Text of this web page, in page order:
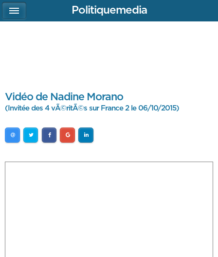
Vidéo de Nadine Morano
(Invitée des 4 vÃ©ritÃ©s sur France 2 le 06/10/2015)
Politiquemedia